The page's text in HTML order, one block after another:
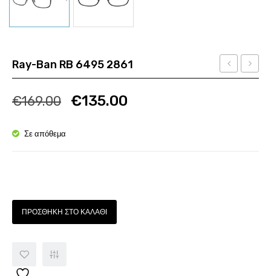
VO
Ray-Ban RB 6495 2861
€169.00 Ποσότητα
€135.00
Σε απόθεμα
ΠΡΟΣΘΉΚΗ ΣΤΟ ΚΑΛΆΘΙ